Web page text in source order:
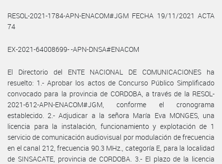
RESOL-2021-1784-APN-ENACOM#JGM FECHA 19/11/2021 ACTA
74
EX-2021-64008699- -APN-DNSA#ENACOM
El Directorio del ENTE NACIONAL DE COMUNICACIONES ha
resuelto: 1.- Aprobar los actos de Concurso Público Simplificado
convocado para la provincia de CORDOBA, a través de la RESOL-
2021-612-APN-ENACOM#JGM, conforme el cronograma
establecido. 2.- Adjudicar a la señora María Eva MONGES, una
licencia para la instalación, funcionamiento y explotación de 1
servicio de comunicación audiovisual por modulación de frecuencia
en el canal 212, frecuencia 90.3 MHz., categoría E, para la localidad
de SINSACATE, provincia de CORDOBA. 3.- El plazo de la licencia